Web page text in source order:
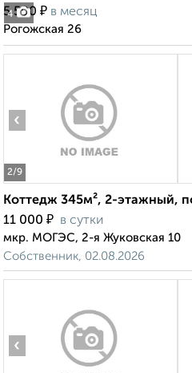
4
5 500 ₽ в месяц
Рогожская 26
2/9
‹
Коттедж 345м², 2-этажный,
11 000 ₽ в сутки
мкр. МОГЭС, 2-я Жуковская 10
Собственник, 02.08.2026
‹